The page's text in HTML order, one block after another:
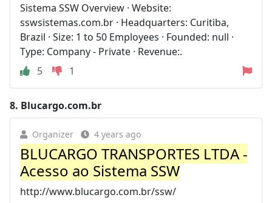
Sistema SSW Overview · Website:
sswsistemas.com.br · Headquarters: Curitiba,
Brazil · Size: 1 to 50 Employees · Founded: null ·
Type: Company - Private · Revenue:.
5
1
8. Blucargo.com.br
Organizer 4 years ago
BLUCARGO TRANSPORTES LTDA -
Acesso ao Sistema SSW
http://www.blucargo.com.br/ssw/